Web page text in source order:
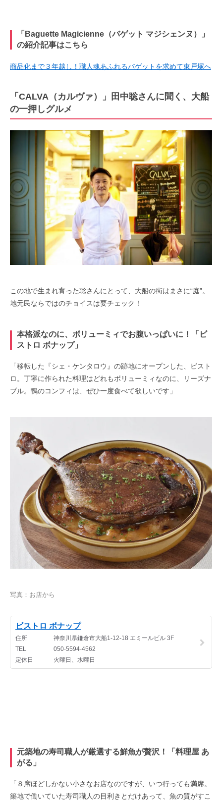
「Baguette Magicienne（バゲット マジシェンヌ）」
の紹介記事はこちら
商品化まで３年越し！職人魂あふれるバゲットを求めて東戸塚へ
「CALVA（カルヴァ）」田中聡さんに聞く、大船
の一押しグルメ
この地で生まれ育った聡さんにとって、大船の街はまさに“庭”。
地元民ならではのチョイスは要チェック！
本格派なのに、ボリューミィでお腹いっぱいに！「ビ
ストロ ボナップ」
「移転した『シェ・ケンタロウ』の跡地にオープンした、ビスト
ロ。丁寧に作られた料理はどれもボリューミィなのに、リーズナ
ブル。鴨のコンフィは、ぜひ一度食べて欲しいです」
写真：お店から
元築地の寿司職人が厳選する鮮魚が贅沢！「料理屋 あ
がる」
「８席ほどしかない小さなお店なのですが、いつ行っても満席。
築地で働いていた寿司職人の目利きとだけあって、魚の質がすこ